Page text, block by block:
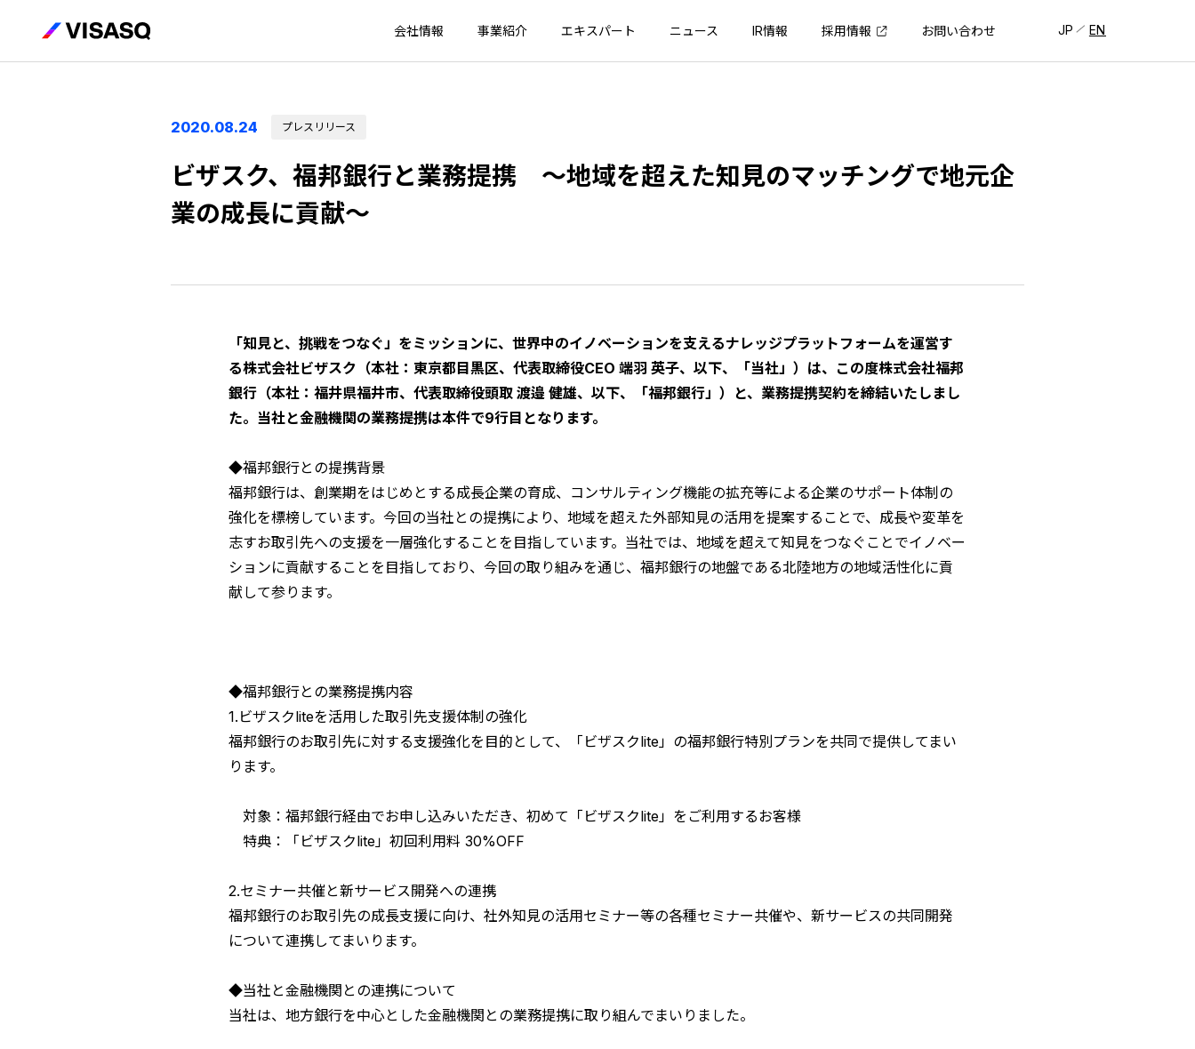
JP EN
会社情報 事業紹介 エキスパート ニュース IR情報 採用情報 お問い合わせ
2020.08.24 プレスリリース
ビザスク、福邦銀行と業務提携 ～地域を超えた知見のマッチングで地元企
業の成長に貢献～
「知見と、挑戦をつなぐ」をミッションに、世界中のイノベーションを支えるナレッジプラットフォームを運営す
る株式会社ビザスク（本社：東京都目黒区、代表取締役CEO 端羽 英子、以下、「当社」）は、この度株式会社福邦
銀行（本社：福井県福井市、代表取締役頭取 渡邉 健雄、以下、「福邦銀行」）と、業務提携契約を締結いたしまし
た。当社と金融機関の業務提携は本件で9行目となります。
◆福邦銀行との提携背景
福邦銀行は、創業期をはじめとする成長企業の育成、コンサルティング機能の拡充等による企業のサポート体制の
強化を標榜しています。今回の当社との提携により、地域を超えた外部知見の活用を提案することで、成長や変革を
志すお取引先への支援を一層強化することを目指しています。当社では、地域を超えて知見をつなぐことでイノベー
ションに貢献することを目指しており、今回の取り組みを通じ、福邦銀行の地盤である北陸地方の地域活性化に貢
献して参ります。
◆福邦銀行との業務提携内容
1.ビザスクliteを活用した取引先支援体制の強化
福邦銀行のお取引先に対する支援強化を目的として、「ビザスクlite」の福邦銀行特別プランを共同で提供してまい
ります。
対象：福邦銀行経由でお申し込みいただき、初めて「ビザスクlite」をご利用するお客様
特典：「ビザスクlite」初回利用料 30%OFF
2.セミナー共催と新サービス開発への連携
福邦銀行のお取引先の成長支援に向け、社外知見の活用セミナー等の各種セミナー共催や、新サービスの共同開発
について連携してまいります。
◆当社と金融機関との連携について
当社は、地方銀行を中心とした金融機関との業務提携に取り組んでまいりました。